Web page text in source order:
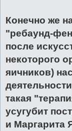
Конечно же
"ребаунд-
после
некоторого
яичников)
такая
усугубит
и Маргарита